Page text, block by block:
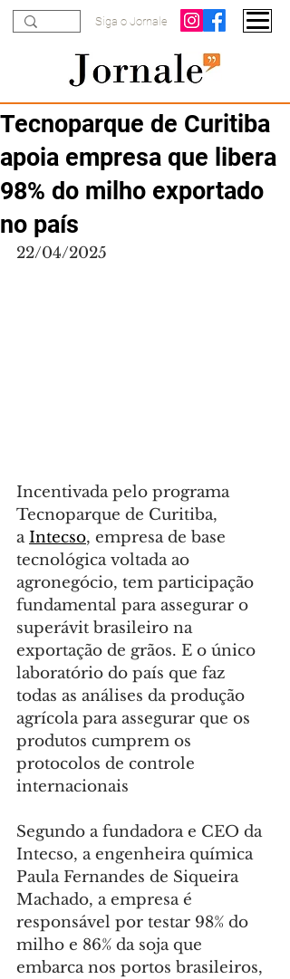
Siga o Jornale
Tecnoparque de Curitiba
apoia empresa que libera
98% do milho exportado
no país
22/04/2025
Incentivada pelo programa
Tecnoparque de Curitiba,
a Intecso, empresa de base
tecnológica voltada ao
agronegócio, tem participação
fundamental para assegurar o
superávit brasileiro na
exportação de grãos. E o único
laboratório do país que faz
todas as análises da produção
agrícola para assegurar que os
produtos cumprem os
protocolos de controle
internacionais
Segundo a fundadora e CEO da
Intecso, a engenheira química
Paula Fernandes de Siqueira
Machado, a empresa é
responsável por testar 98% do
milho e 86% da soja que
embarca nos portos brasileiros,